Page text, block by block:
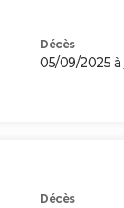
Décès
05/09/2025 à
Décès